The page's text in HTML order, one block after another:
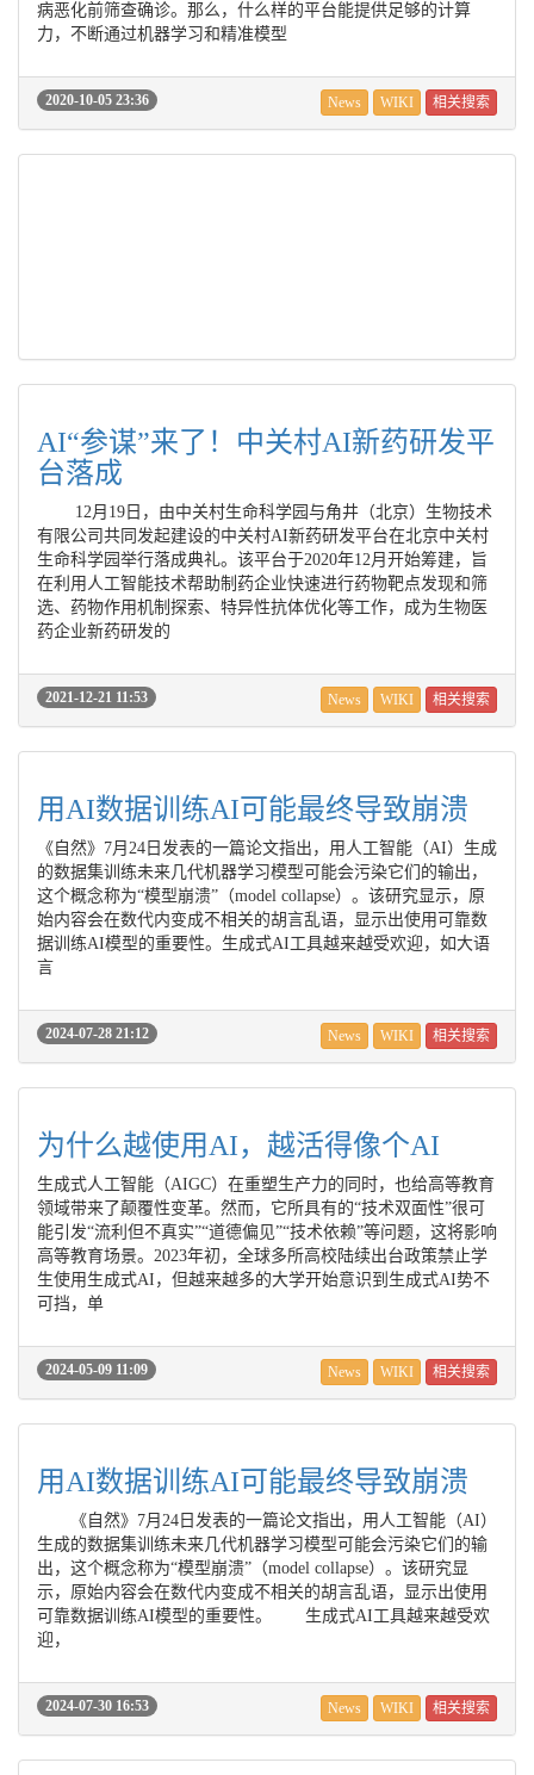
病恶化前筛查确诊。那么，什么样的平台能提供足够的计算
力，不断通过机器学习和精准模型
2020-10-05 23:36 News WIKI 相关搜索
AI“参谋”来了！中关村AI新药研发平
台落成
12月19日，由中关村生命科学园与角井（北京）生物技术
有限公司共同发起建设的中关村AI新药研发平台在北京中关村
生命科学园举行落成典礼。该平台于2020年12月开始筹建，旨
在利用人工智能技术帮助制药企业快速进行药物靶点发现和筛
选、药物作用机制探索、特异性抗体优化等工作，成为生物医
药企业新药研发的
2021-12-21 11:53 News WIKI 相关搜索
用AI数据训练AI可能最终导致崩溃
《自然》7月24日发表的一篇论文指出，用人工智能（AI）生成
的数据集训练未来几代机器学习模型可能会污染它们的输出，
这个概念称为“模型崩溃”（model collapse）。该研究显示，原
始内容会在数代内变成不相关的胡言乱语，显示出使用可靠数
据训练AI模型的重要性。生成式AI工具越来越受欢迎，如大语
言
2024-07-28 21:12 News WIKI 相关搜索
为什么越使用AI，越活得像个AI
生成式人工智能（AIGC）在重塑生产力的同时，也给高等教育
领域带来了颠覆性变革。然而，它所具有的“技术双面性”很可
能引发“流利但不真实”“道德偏见”“技术依赖”等问题，这将影响
高等教育场景。2023年初，全球多所高校陆续出台政策禁止学
生使用生成式AI，但越来越多的大学开始意识到生成式AI势不
可挡，单
2024-05-09 11:09 News WIKI 相关搜索
用AI数据训练AI可能最终导致崩溃
《自然》7月24日发表的一篇论文指出，用人工智能（AI）
生成的数据集训练未来几代机器学习模型可能会污染它们的输
出，这个概念称为“模型崩溃”（model collapse）。该研究显
示，原始内容会在数代内变成不相关的胡言乱语，显示出使用
可靠数据训练AI模型的重要性。 生成式AI工具越来越受欢
迎，
2024-07-30 16:53 News WIKI 相关搜索